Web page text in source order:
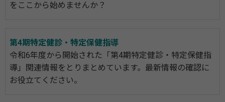
をここから始めませんか？
第4期特定健診・特定保健指導
令和6年度から開始された「第4期特定健診・特定保健指
導」関連情報をとりまとめています。最新情報の確認に
お役立てください。